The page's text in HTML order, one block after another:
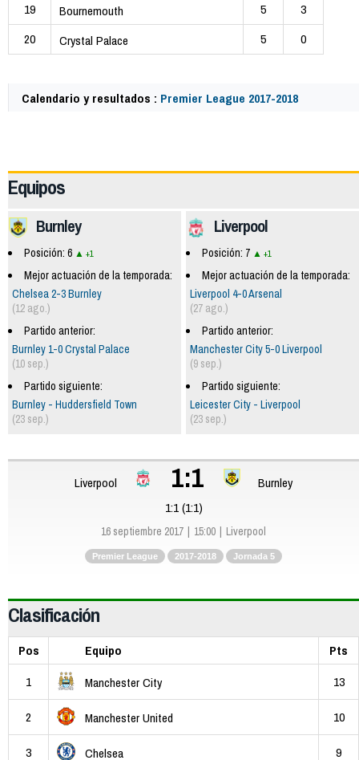
19
Bournemouth 5
3
20
Crystal Palace 5 0
Calendario y resultados : Premier League 2017-2018
Equipos
Liverpool
Posición: 7 +1
Mejor actuación de la temporada:
Liverpool 4-0 Arsenal
(27 ago.)
Partido anterior:
Manchester City 5-0 Liverpool
(9 sep.)
Partido siguiente:
Leicester City - Liverpool
(23 sep.)
Burnley
Posición: 6 +1
Mejor actuación de la temporada:
Chelsea 2-3 Burnley
(12 ago.)
Partido anterior:
Burnley 1-0 Crystal Palace
(10 sep.)
Partido siguiente:
Burnley - Huddersfield Town
(23 sep.)
Liverpool 1:1
Burnley
1:1 (1:1)
16 septiembre 2017 15:00 Liverpool
Premier League 2017-2018 Jornada 5
Clasificación
Pos Equipo
Pts
1
Manchester City 13
2 Manchester United 10
3 Chelsea 9